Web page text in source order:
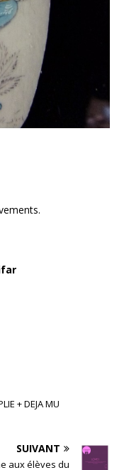
+ DEJA MU
SUIVANT
aux élèves du